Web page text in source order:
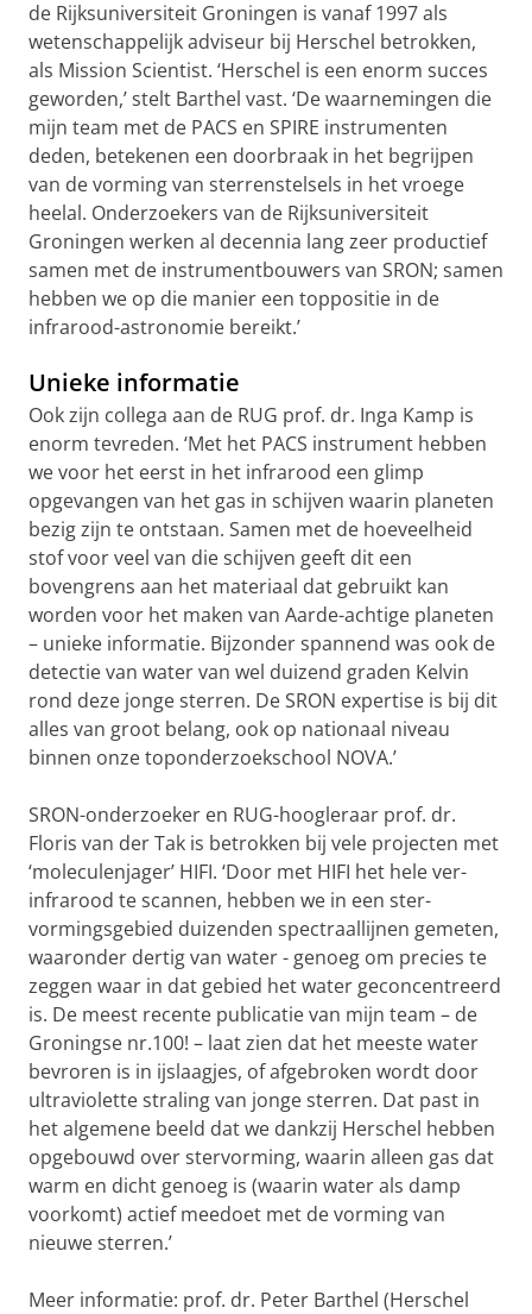
de Rijksuniversiteit Groningen is vanaf 1997 als
wetenschappelijk adviseur bij Herschel betrokken,
als Mission Scientist. ‘Herschel is een enorm succes
geworden,’ stelt Barthel vast. ‘De waarnemingen die
mijn team met de PACS en SPIRE instrumenten
deden, betekenen een doorbraak in het begrijpen
van de vorming van sterrenstelsels in het vroege
heelal. Onderzoekers van de Rijksuniversiteit
Groningen werken al decennia lang zeer productief
samen met de instrumentbouwers van SRON; samen
hebben we op die manier een toppositie in de
infrarood-astronomie bereikt.’
Unieke informatie
Ook zijn collega aan de RUG prof. dr. Inga Kamp is
enorm tevreden. ‘Met het PACS instrument hebben
we voor het eerst in het infrarood een glimp
opgevangen van het gas in schijven waarin planeten
bezig zijn te ontstaan. Samen met de hoeveelheid
stof voor veel van die schijven geeft dit een
bovengrens aan het materiaal dat gebruikt kan
worden voor het maken van Aarde-achtige planeten
– unieke informatie. Bijzonder spannend was ook de
detectie van water van wel duizend graden Kelvin
rond deze jonge sterren. De SRON expertise is bij dit
alles van groot belang, ook op nationaal niveau
binnen onze toponderzoekschool NOVA.’
SRON-onderzoeker en RUG-hoogleraar prof. dr.
Floris van der Tak is betrokken bij vele projecten met
‘moleculenjager’ HIFI. ‘Door met HIFI het hele ver-
infrarood te scannen, hebben we in een ster-
vormingsgebied duizenden spectraallijnen gemeten,
waaronder dertig van water - genoeg om precies te
zeggen waar in dat gebied het water geconcentreerd
is. De meest recente publicatie van mijn team – de
Groningse nr.100! – laat zien dat het meeste water
bevroren is in ijslaagjes, of afgebroken wordt door
ultraviolette straling van jonge sterren. Dat past in
het algemene beeld dat we dankzij Herschel hebben
opgebouwd over stervorming, waarin alleen gas dat
warm en dicht genoeg is (waarin water als damp
voorkomt) actief meedoet met de vorming van
nieuwe sterren.’
Meer informatie: prof. dr. Peter Barthel (Herschel